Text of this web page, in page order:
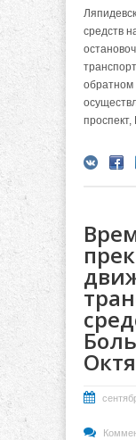
средств
обратном